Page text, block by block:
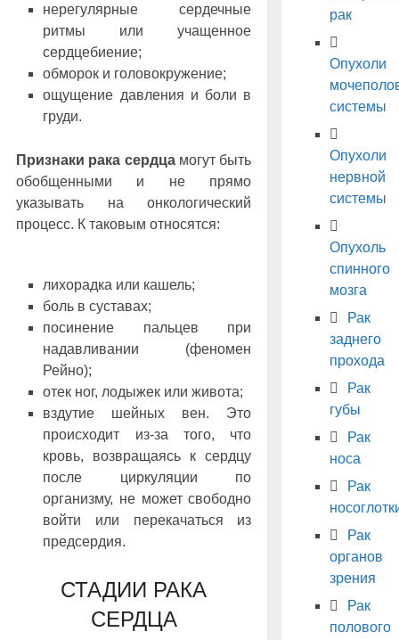
нерегулярные сердечные
ритмы или учащенное
сердцебиение;
обморок и головокружение;
ощущение давления и боли в
груди.
Признаки рака сердцамогут быть
обобщенными и не прямо
указывать на онкологический
процесс. К таковым относятся:
лихорадка или кашель;
боль в суставах;
посинение пальцев при
надавливании (феномен
Рейно);
отек ног, лодыжек или живота;
вздутие шейных вен. Это
происходит из-за того, что
кровь, возвращаясь к сердцу
после циркуляции по
организму, не может свободно
войти или перекачаться из
предсердия.
СТАДИИ РАКА
СЕРДЦА
рак
Опухоли
системы
Опухоли
нервной
системы
Опухоль
спинного
мозга
Рак
заднего
прохода
Рак
губы
Рак
носа
Рак
Рак
органов
зрения
Рак
полового